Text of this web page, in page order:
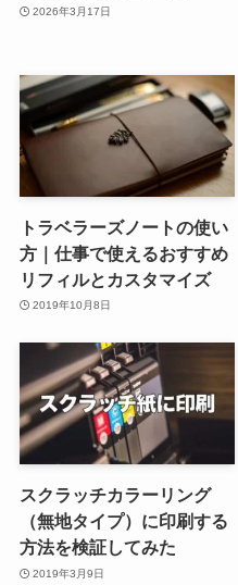
2026年3月17日
トラベラーズノートの使い
方｜仕事で使えるおすすめ
リフィルとカスタマイズ
2019年10月8日
スクラッチカラーリング
（無地タイプ）に印刷する
方法を検証してみた
2019年3月9日